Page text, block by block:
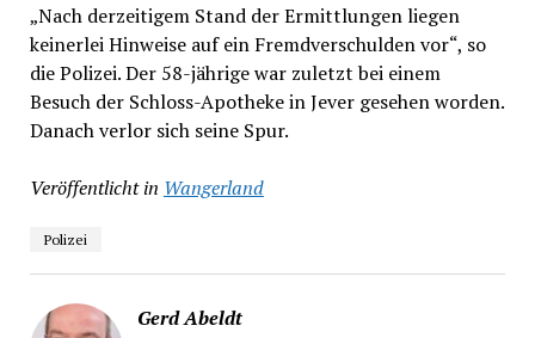
„Nach derzeitigem Stand der Ermittlungen liegen
keinerlei Hinweise auf ein Fremdverschulden vor“, so
die Polizei. Der 58-jährige war zuletzt bei einem
Besuch der Schloss-Apotheke in Jever gesehen worden.
Danach verlor sich seine Spur.
Veröffentlicht in Wangerland
Polizei
Gerd Abeldt